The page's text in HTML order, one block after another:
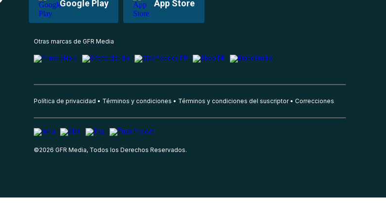
Google Play App Store
Otras marcas de GFR Media
Política de privacidad Términos y condiciones Términos y condiciones del suscriptor Correcciones
©2026 GFR Media, Todos los Derechos Reservados.